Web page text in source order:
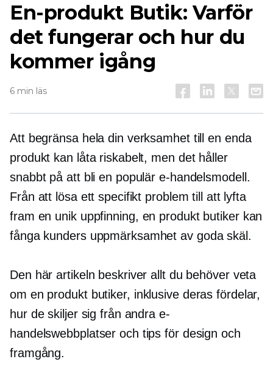
En-produkt Butik: Varför
det fungerar och hur du
kommer igång
6 min läs
Att begränsa hela din verksamhet till en enda
produkt kan låta riskabelt, men det håller
snabbt på att bli en populär e-handelsmodell.
Från att lösa ett specifikt problem till att lyfta
fram en unik uppfinning, en produktbutiker kan
fånga kunders uppmärksamhet av goda skäl.
Den här artikeln beskriver allt du behöver veta
om en produktbutiker, inklusive deras fördelar,
hur de skiljer sig från andra e-
handelswebbplatser och tips för design och
framgång.